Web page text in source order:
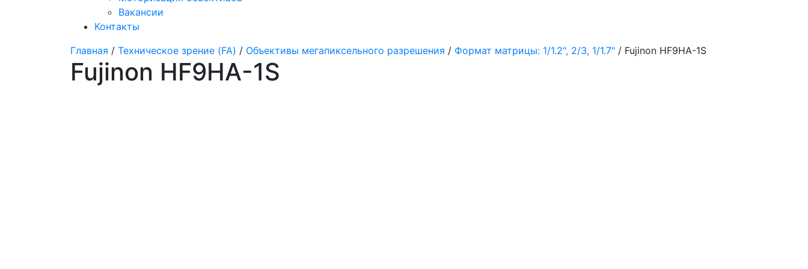
Вакансии
Контакты
Главная / Техническое зрение (FA) / Объективы мегапиксельного разрешения / Формат матрицы: 1/1.2", 2/3, 1/1.7" / Fujinon HF9HA-1S
Fujinon HF9HA-1S